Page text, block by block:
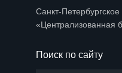
Санкт-
«Централизованная
Поиск по сайту